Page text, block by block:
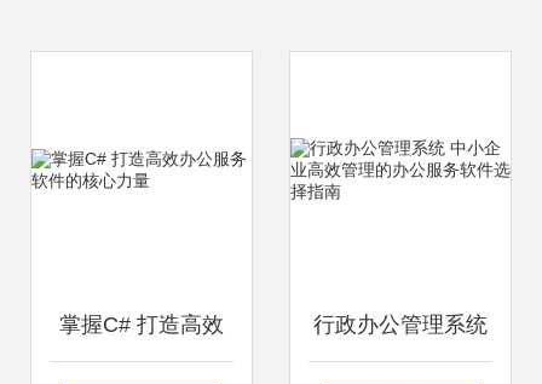
掌握C# 打造高效 行政办公管理系统